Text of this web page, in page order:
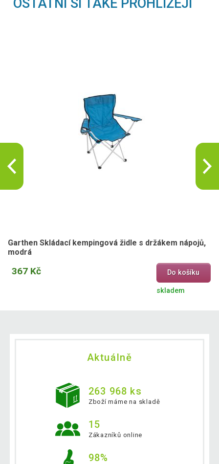
OSTATNÍ SI TAKÉ PROHLÍŽEJÍ
Garthen Skládací kempingová židle s držákem nápojů,
modrá
367 Kč Do košíku
skladem
Aktuálně
263 968 ks
Zboží máme na skladě
15
Zákazníků online
98%